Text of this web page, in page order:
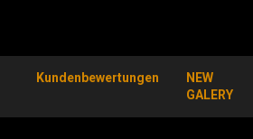
Kundenbewertungen
NEW
GALERY